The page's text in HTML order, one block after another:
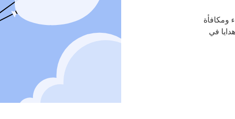
ومكافأة
أكثر من 10 بطاقات هدايا في